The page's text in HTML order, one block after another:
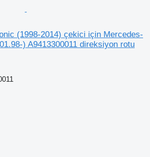
(1998-2014) çekici için Mercedes-
) A9413300011 direksiyon rotu